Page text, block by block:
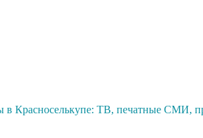
Красноселькупе: ТВ, печатные СМИ,